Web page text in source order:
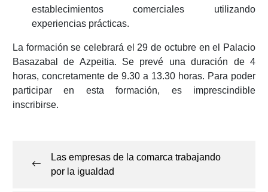
establecimientos comerciales utilizando
experiencias prácticas.
La formación se celebrará el 29 de octubre en el Palacio
Basazabal de Azpeitia. Se prevé una duración de 4
horas, concretamente de 9.30 a 13.30 horas. Para poder
participar en esta formación, es imprescindible
inscribirse.
entradas
Las empresas de la comarca trabajando
por la igualdad